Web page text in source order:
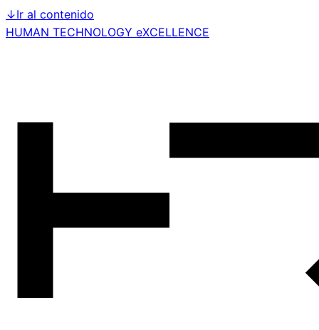
↓Ir al contenido
HUMAN TECHNOLOGY eXCELLENCE